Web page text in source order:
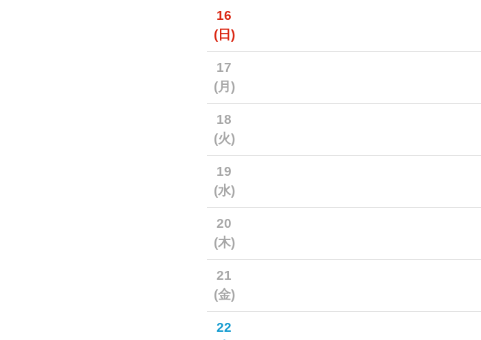
16
(日)
17
(月)
18
(火)
19
(水)
20
(木)
21
(金)
22